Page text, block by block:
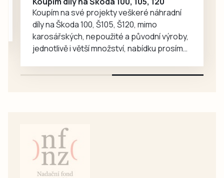
Koupím na své projekty veškeré náhradní
díly na Škoda 100, Š105, Š120, mimo
karosářských, nepoužité a původní výroby,
jednotlivě i větší množství, nabídku prosím